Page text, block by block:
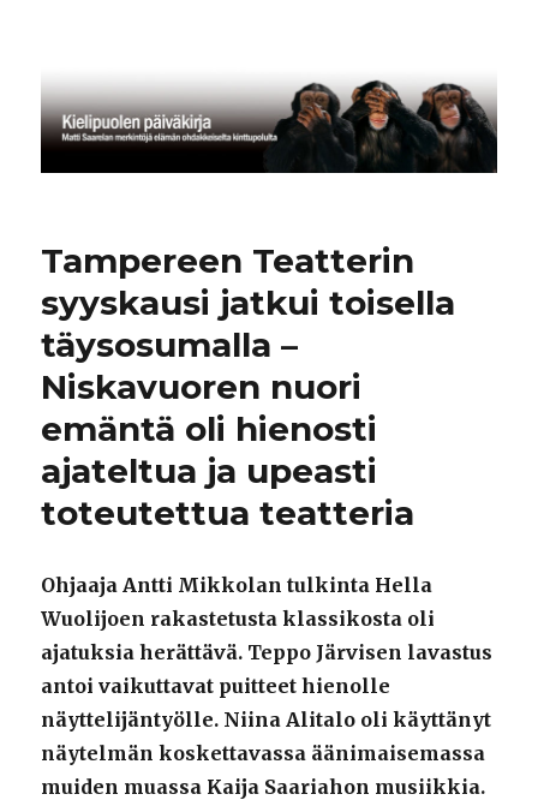
Tampereen Teatterin
syyskausi jatkui toisella
täysosumalla –
Niskavuoren nuori
emäntä oli hienosti
ajateltua ja upeasti
toteutettua teatteria
Ohjaaja Antti Mikkolan tulkinta Hella
Wuolijoen rakastetusta klassikosta oli
ajatuksia herättävä. Teppo Järvisen lavastus
antoi vaikuttavat puitteet hienolle
näyttelijäntyölle. Niina Alitalo oli käyttänyt
näytelmän koskettavassa äänimaisemassa
muiden muassa Kaija Saariahon musiikkia.